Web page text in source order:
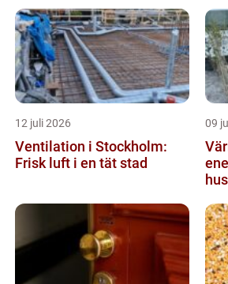
12 juli 2026
Ventilation i Stockholm:
Frisk luft i en tät stad
09